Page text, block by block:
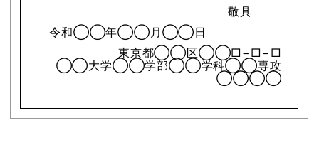
敬具
令和◯◯年◯◯月◯◯日
東京都◯◯区◯◯□−□−□
◯◯大学◯◯学部◯◯学科◯◯専攻
◯◯◯◯